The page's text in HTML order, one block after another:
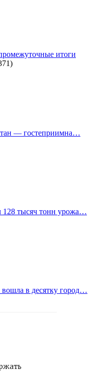
итоги
— гостеприимна…
128 тысяч тонн урожа…
в десятку город…